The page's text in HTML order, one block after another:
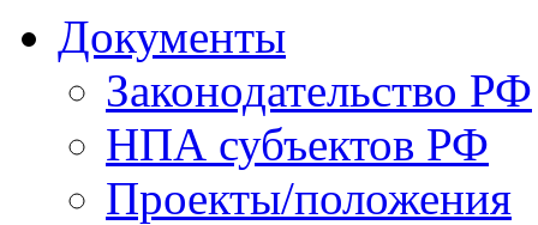
Документы
Законодательство РФ
НПА субъектов РФ
Проекты/положения